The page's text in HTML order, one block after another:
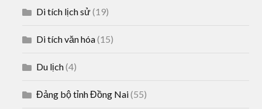
Di tích lịch sử(19)
Di tích văn hóa(15)
Du lịch(4)
Đảng bộ tỉnh Đồng Nai(55)